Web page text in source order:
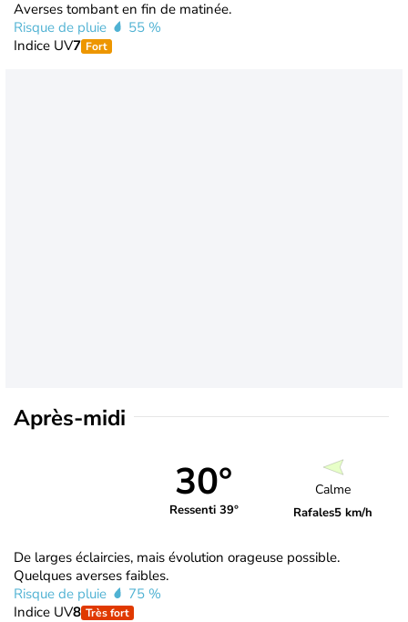
Averses tombant en fin de matinée.
Risque de pluie
55 %
Indice UV7 Fort
Après-midi
30°
Ressenti 39°
Calme
Rafales5 km/h
De larges éclaircies, mais évolution orageuse possible.
Quelques averses faibles.
Risque de pluie
75 %
Indice UV8 Très fort